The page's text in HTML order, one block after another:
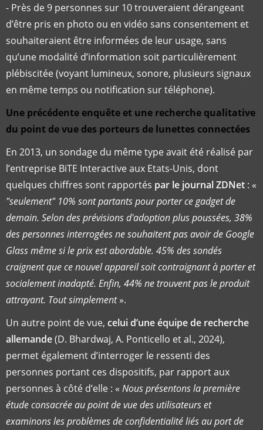
- Près de 9 personnes sur 10 trouveraient dérangeant
d’être pris en photo ou en vidéo sans consentement et
souhaiteraient être informées de leur usage, sans
qu’une modalité d’information soit particulièrement
plébiscitée (voyant lumineux, sonore, plusieurs signaux
en même temps ou notification sur téléphone).
Une précédente enquête et une recherche qualitative
du point de vue des porteurs de lunettes connectées
En 2013, un sondage du même type avait été réalisé par
l’entreprise BiTE Interactive aux Etats-Unis, dont
quelques chiffres sont rapportés par le journal ZDNet : «
"seulement" 10% sont partants pour porter ce gadget de
demain. Selon des prévisions d'adoption plus poussées, 38%
des personnes interrogées ne souhaitent pas avoir de Google
Glass même si le prix est abordable. 45% des sondés
craignent que ce nouvel appareil soit contraignant à porter et
socialement inadapté. Enfin, 44% ne trouvent pas le produit
attrayant. Tout simplement».
Un autre point de vue, celui d’une équipe de recherche
allemande(D. Bhardwaj, A. Ponticello et al., 2024),
permet également d’interroger le ressenti des
personnes portant ces dispositifs, par rapport aux
personnes à côté d’elle : « Nous présentons la première
étude consacrée au point de vue des utilisateurs et
examinons les problèmes de confidentialité liés au port de